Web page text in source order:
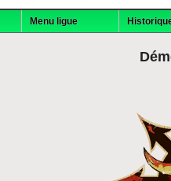
Menu ligue